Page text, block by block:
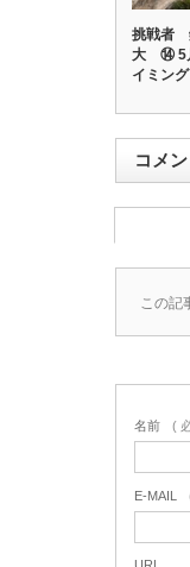
挑戦者
大 ⑭ 5
イミング
コメン
この記
名前 (
E-MAIL